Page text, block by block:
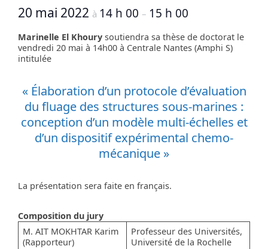
20 mai 2022 à 14 h 00 – 15 h 00
Marinelle El Khoury soutiendra sa thèse de doctorat le
vendredi 20 mai à 14h00 à Centrale Nantes (Amphi S)
intitulée
« Élaboration d’un protocole d’évaluation
du fluage des structures sous-marines :
conception d’un modèle multi-échelles et
d’un dispositif expérimental chemo-
mécanique »
La présentation sera faite en français.
Composition du jury
M. AIT MOKHTAR Karim
(Rapporteur)
Professeur des Universités,
Université de la Rochelle